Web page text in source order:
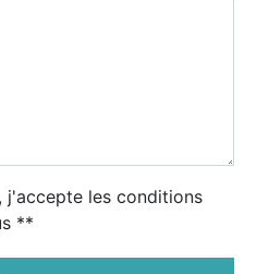
j'accepte les conditions
**